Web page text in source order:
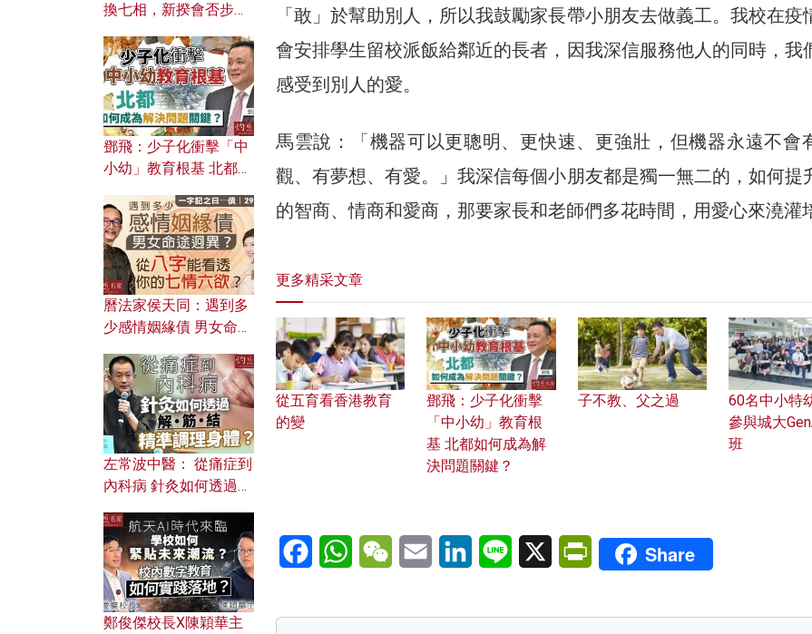
「敢」於幫助別人，所以我鼓勵家長帶小朋友去做義工。我校在疫
會安排學生留校派飯給鄰近的長者，因我深信服務他人的同時，我
感受到別人的愛。
馬雲說：「機器可以更聰明、更快速、更強壯，但機器永遠不會
觀、有夢想、有愛。」我深信每個小朋友都是獨一無二的，如何提
的智商、情商和愛商，那要家長和老師們多花時間，用愛心來澆灌
更多精采文章
從五育看香港教育
的變
鄧飛：少子化衝擊
「中小幼」教育根
基 北都如何成為解
決問題關鍵？
子不教、父之過
60名中小特
參與城大
班
FacebookWhatsAppWeChatEmail LinkedInLine X PrintFriendly
Share
換七相，新揆會否步前
濟為何仍然低迷？
鄧飛：少子化衝擊「中
小幼」教育根基 北都如
曆法家侯天同：遇到多
少感情姻緣債 男女命途
的七情六欲？
左常波中醫： 從痛症到
內科病 針灸如何透過解
鄭俊傑校長X陳穎華主